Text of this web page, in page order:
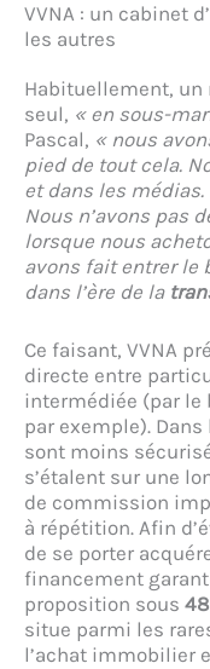
VVNA : un cabinet
les autres
Habituellement,
seul, « en sous-
Pascal, « nous
pied de tout cela.
et dans les
Nous n’avons pas
lorsque nous
avons fait entrer le
dans l’ère de la
Ce faisant, VVNA
directe entre
intermédiée (par le
par exemple).
sont moins
s’étalent sur une
de commission
à répétition. Afin
de se porter
financement
proposition sous
situe parmi les
l’achat immobilier